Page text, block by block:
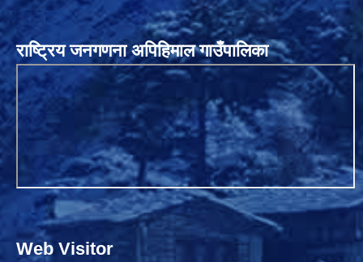
राष्ट्रिय जनगणना अपिहिमाल गाउँपालिका
Web Visitor